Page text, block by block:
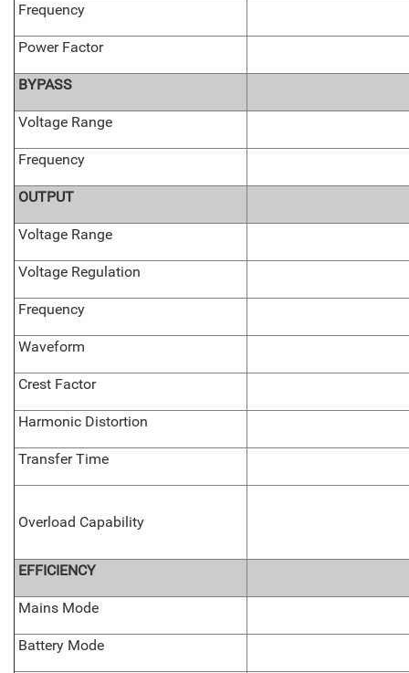
Frequency
Power Factor
BYPASS
Voltage Range
Frequency
OUTPUT
Voltage Range
Voltage Regulation
Frequency
Waveform
Crest Factor
Harmonic Distortion
Transfer Time
Overload Capability
EFFICIENCY
Mains Mode
Battery Mode